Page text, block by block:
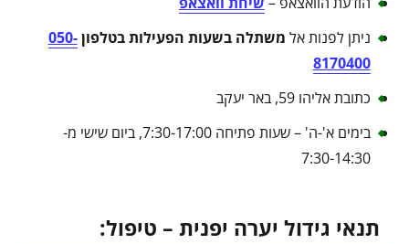
ניתן לפנות אל משתלה בשעות הפעילות בטלפון050-
8170400
כתובת אליהו 59, באר יעקב
בימים א'-ה' – שעות פתיחה 7:30-17:00, ביום שישי מ-
7:30-14:30
תנאי גידול יערה יפנית – טיפול: